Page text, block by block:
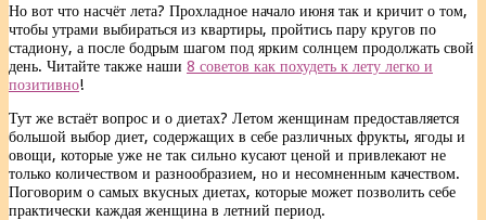
Но вот что насчёт лета? Прохладное начало июня так и кричит о том,
чтобы утрами выбираться из квартиры, пройтись пару кругов по
стадиону, а после бодрым шагом под ярким солнцем продолжать свой
день. Читайте также наши 8 советов как похудеть к лету легко и
позитивно!
Тут же встаёт вопрос и о диетах? Летом женщинам предоставляется
большой выбор диет, содержащих в себе различных фрукты, ягоды и
овощи, которые уже не так сильно кусают ценой и привлекают не
только количеством и разнообразием, но и несомненным качеством.
Поговорим о самых вкусных диетах, которые может позволить себе
практически каждая женщина в летний период.